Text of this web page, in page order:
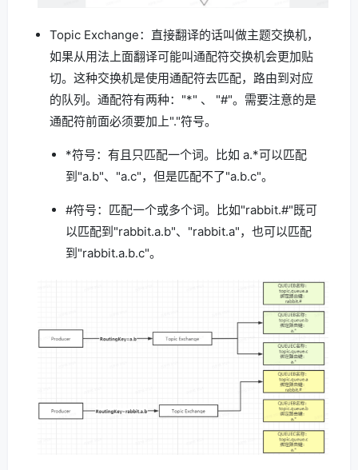
Topic Exchange：直接翻译的话叫做主题交换机，
如果从用法上面翻译可能叫通配符交换机会更加贴
切。这种交换机是使用通配符去匹配，路由到对应
的队列。通配符有两种："*" 、 "#"。需要注意的是
通配符前面必须要加上"."符号。
*符号：有且只匹配一个词。比如 a.*可以匹配
到"a.b"、"a.c"，但是匹配不了"a.b.c"。
#符号：匹配一个或多个词。比如"rabbit.#"既可
以匹配到"rabbit.a.b"、"rabbit.a"，也可以匹配
到"rabbit.a.b.c"。